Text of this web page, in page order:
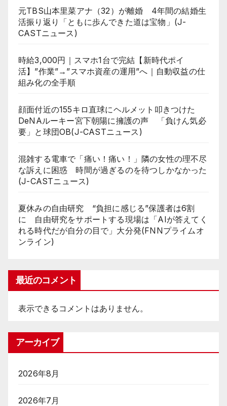
元TBS山本里菜アナ（32）が離婚 4年間の結婚生
活振り返り「ともに歩んできた道は宝物」(J-
CASTニュース)
時給3,000円｜スマホ1台で完結【新時代ポイ
活】”作業”→”スマホ資産の運用”へ｜自動収益の仕
組み化の全手順
顔面付近の155キロ直球にヘルメット叩きつけた
DeNAルーキー宮下朝陽に擁護の声 「負けん気必
要」と球団OB(J-CASTニュース)
混雑する電車で「痛い！痛い！」隣の女性の理不尽
な訴えに困惑 時間が過ぎるのを待つしかなかった
(J-CASTニュース)
夏休みの自由研究 “負担に感じる”保護者は6割
に 自由研究をサポートする現場は「AIが答えてく
れる時代だが自分の目で」大分発(FNNプライムオ
ンライン)
最近のコメント
表示できるコメントはありません。
アーカイブ
2026年8月
2026年7月